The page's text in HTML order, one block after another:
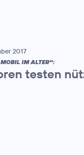
2017
IM ALTER“:
testen